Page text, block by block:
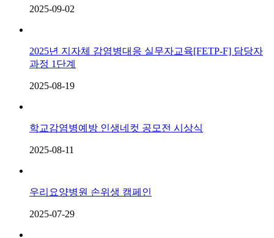
2025-09-02
2025년 지자체 감염병대응 실무자교육[FETP-F] 담당자
과정 1단계
2025-08-19
학교감염병예방 인생네컷 공모전 시상식
2025-08-11
우리요양병원 손위생 캠페인
2025-07-29